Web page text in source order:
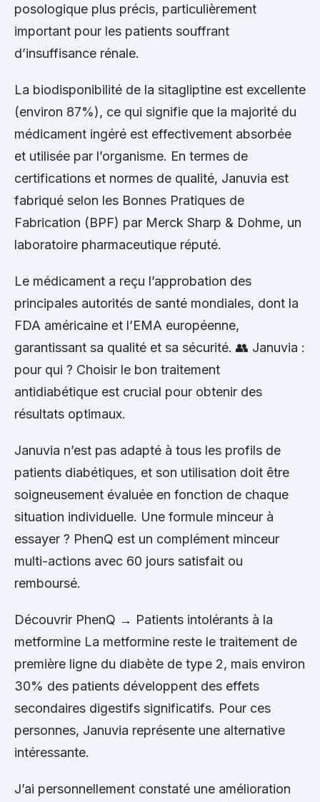
posologique plus précis, particulièrement
important pour les patients souffrant
d’insuffisance rénale.
La biodisponibilité de la sitagliptine est excellente
(environ 87%), ce qui signifie que la majorité du
médicament ingéré est effectivement absorbée
et utilisée par l’organisme. En termes de
certifications et normes de qualité, Januvia est
fabriqué selon les Bonnes Pratiques de
Fabrication (BPF) par Merck Sharp & Dohme, un
laboratoire pharmaceutique réputé.
Le médicament a reçu l’approbation des
principales autorités de santé mondiales, dont la
FDA américaine et l’EMA européenne,
garantissant sa qualité et sa sécurité. 👥 Januvia :
pour qui ? Choisir le bon traitement
antidiabétique est crucial pour obtenir des
résultats optimaux.
Januvia n’est pas adapté à tous les profils de
patients diabétiques, et son utilisation doit être
soigneusement évaluée en fonction de chaque
situation individuelle. Une formule minceur à
essayer ? PhenQ est un complément minceur
multi-actions avec 60 jours satisfait ou
remboursé.
Découvrir PhenQ → Patients intolérants à la
metformine La metformine reste le traitement de
première ligne du diabète de type 2, mais environ
30% des patients développent des effets
secondaires digestifs significatifs. Pour ces
personnes, Januvia représente une alternative
intéressante.
J’ai personnellement constaté une amélioration